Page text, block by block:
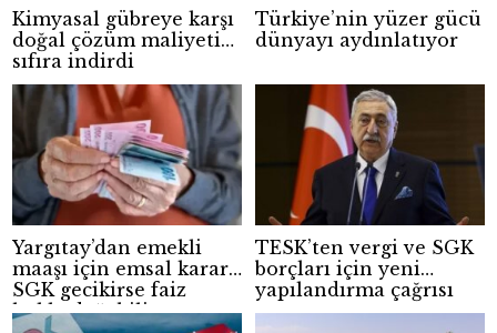
Kimyasal gübreye karşı
doğal çözüm maliyeti
sıfıra indirdi
Türkiye’nin yüzer gücü
dünyayı aydınlatıyor
Yargıtay’dan emekli
maaşı için emsal karar:
SGK gecikirse faiz
hakkı doğabilir
TESK’ten vergi ve SGK
borçları için yeni
yapılandırma çağrısı